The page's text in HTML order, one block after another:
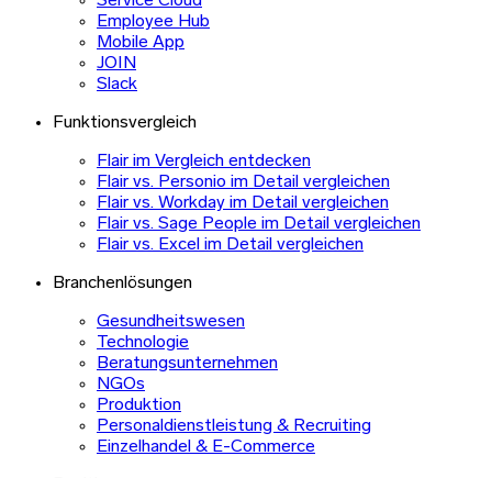
Employee Hub
Mobile App
JOIN
Slack
Funktionsvergleich
Flair im Vergleich entdecken
Flair vs. Personio im Detail vergleichen
Flair vs. Workday im Detail vergleichen
Flair vs. Sage People im Detail vergleichen
Flair vs. Excel im Detail vergleichen
Branchenlösungen
Gesundheitswesen
Technologie
Beratungsunternehmen
NGOs
Produktion
Personaldienstleistung & Recruiting
Einzelhandel & E-Commerce